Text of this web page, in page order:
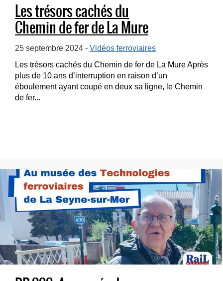
Les trésors cachés du
Chemin de fer de La Mure
25 septembre 2024 - Vidéos ferroviaires
Les trésors cachés du Chemin de fer de La Mure Après
plus de 10 ans d’interruption en raison d’un
éboulement ayant coupé en deux sa ligne, le Chemin
de fer...